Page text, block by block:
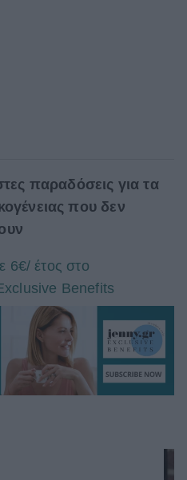
παραδόσεις για τα
που δεν
6€/ έτος στο
Benefits